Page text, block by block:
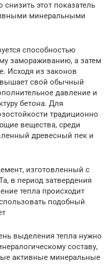
этот показатель
минеральными
способностью
замораживанию, а затем
Исходя из законов
свой обычный
давление и
бетона. Для
традиционно
вещества, среди
древесный пек и
изготовленный с
в период затвердения
тепла происходит
подобный
выделения тепла нужно
составу,
активные минеральные